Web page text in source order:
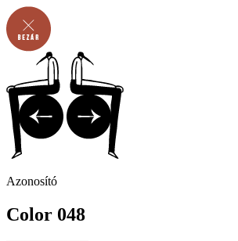
Azonosító
Color 048